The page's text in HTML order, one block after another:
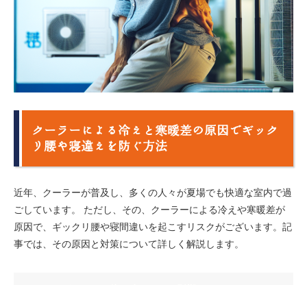
クーラーによる冷えと寒暖差の原因でギック
リ腰や寝違えを防ぐ方法
近年、クーラーが普及し、多くの人々が夏場でも快適な室内で過
ごしています。 ただし、その、クーラーによる冷えや寒暖差が
原因で、ギックリ腰や寝間違いを起こすリスクがございます。記
事では、その原因と対策について詳しく解説します。